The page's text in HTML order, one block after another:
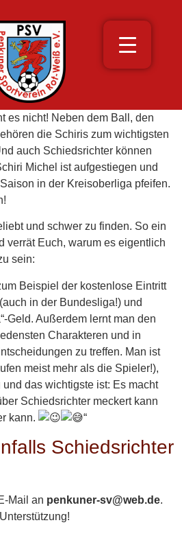
es nicht! Neben dem Ball, den
die Schiris zum wichtigsten
auch Schiedsrichter können
Michel ist aufgestiegen und
in der Kreisoberliga pfeifen.
und schwer zu finden. So ein
verrät Euch, warum es eigentlich
sein:
Beispiel der kostenlose Eintritt
in der Bundesliga!) und
Geld. Außerdem lernt man den
Charakteren und in
zu treffen. Man ist
meist mehr als die Spieler!),
das wichtigste ist: Es macht
Schiedsrichter meckert kann
kann.
“
Schiedsrichter
Mail an penkuner-sv@web.de.